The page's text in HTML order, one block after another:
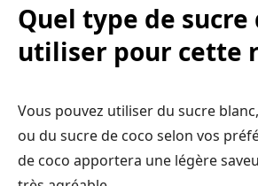
Quel type de
utiliser pour cette
Vous pouvez utiliser du sucre
ou du sucre de coco selon vos
de coco apportera une légère